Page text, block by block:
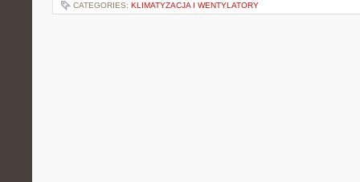
CATEGORIES: KLIMATYZACJA I WENTYLATORY